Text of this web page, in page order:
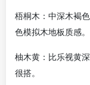
梧桐木：中深木褐
色模拟木地板质感。
柚木黄：比乐视黄
很搭。